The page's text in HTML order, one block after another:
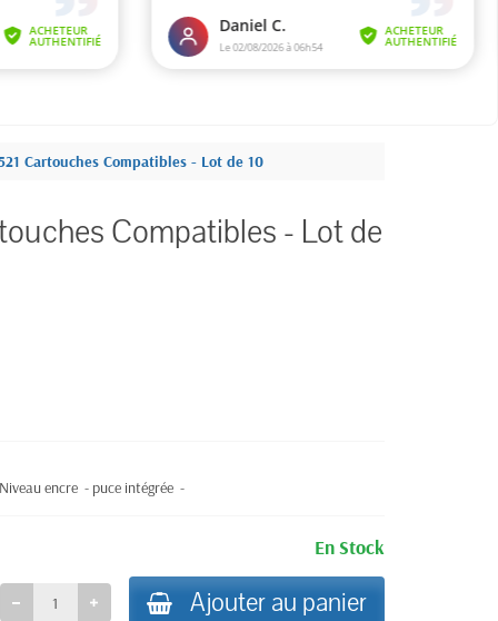
Cartouches Compatibles - Lot de 10
Compatibles - Lot de
encre - puce intégrée -
En Stock
Ajouter au panier